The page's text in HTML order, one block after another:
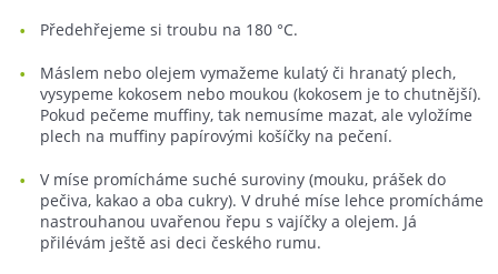
Předehřejeme si troubu na 180 °C.
Máslem nebo olejem vymažeme kulatý či hranatý plech,
vysypeme kokosem nebo moukou (kokosem je to chutnější).
Pokud pečeme muffiny, tak nemusíme mazat, ale vyložíme
plech na muffiny papírovými košíčky na pečení.
V míse promícháme suché suroviny (mouku, prášek do
pečiva, kakao a oba cukry). V druhé míse lehce promícháme
nastrouhanou uvařenou řepu s vajíčky a olejem. Já
přilévám ještě asi deci českého rumu.